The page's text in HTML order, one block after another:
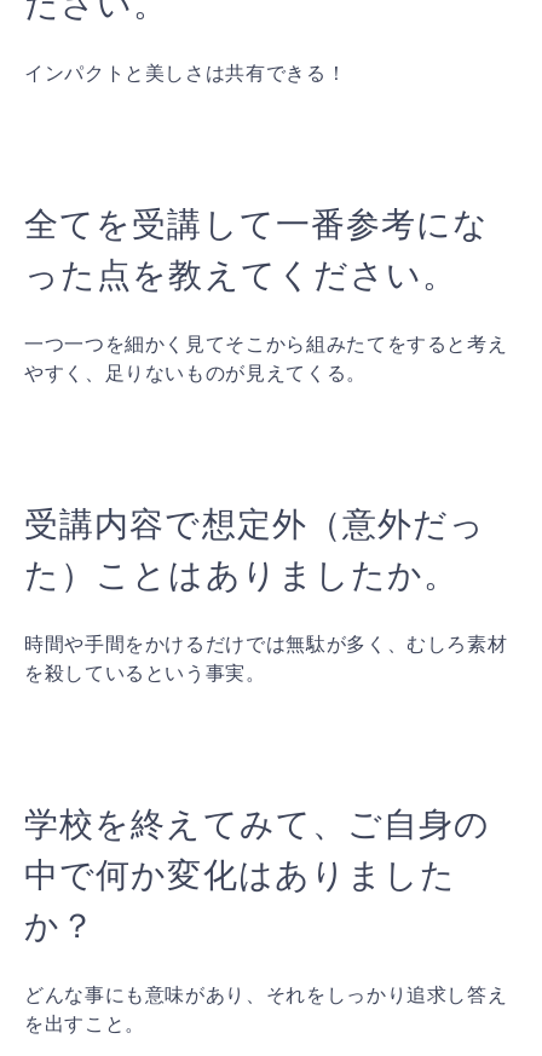
インパクトと美しさは共有できる！
全てを受講して一番参考にな
った点を教えてください。
一つ一つを細かく見てそこから組みたてをすると考え
やすく、足りないものが見えてくる。
受講内容で想定外（意外だっ
た）ことはありましたか。
時間や手間をかけるだけでは無駄が多く、むしろ素材
を殺しているという事実。
学校を終えてみて、ご自身の
中で何か変化はありました
か？
どんな事にも意味があり、それをしっかり追求し答え
を出すこと。